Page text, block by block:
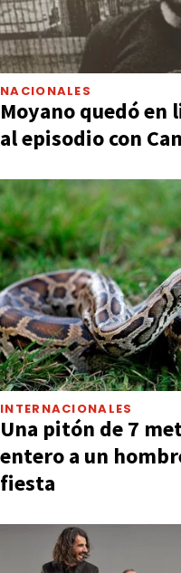
NACIONALES
Moyano quedó
al episodio con
INTERNACIONALES
Una pitón de 7
entero a un
fiesta